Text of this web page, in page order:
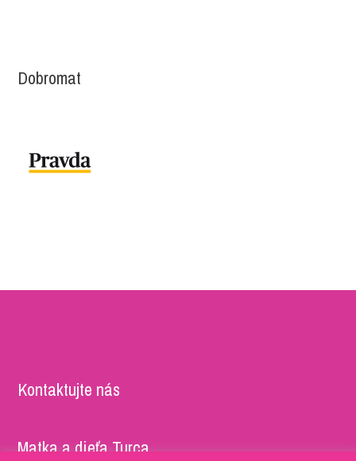
Dobromat
Kontaktujte nás
Matka a dieťa Turca